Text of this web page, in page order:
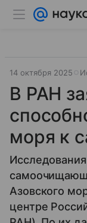
14 октября 2025
В РАН
моря к
Азовского
центре